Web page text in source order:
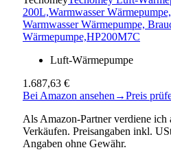
200L,Warmwasser
Warmwasser Wärmepumpe,
Wärmepumpe,HP200M7C
Luft-Wärmepumpe
1.687,63 €
Bei Amazon ansehen →Preis
Als Amazon-Partner verdiene ich
Verkäufen. Preisangaben inkl.
Angaben ohne Gewähr.